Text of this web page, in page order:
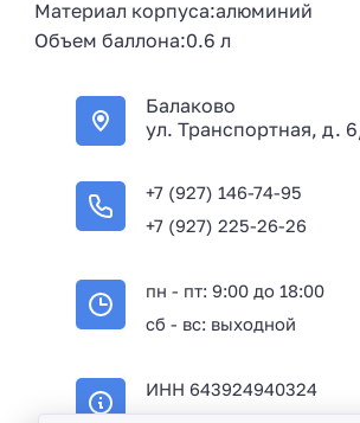
Материал корпуса:алюминий
Объем баллона:0.6 л
Балаково
ул. Транспортная, д.
+7 (927) 146-74-95
+7 (927) 225-26-26
пн - пт: 9:00 до 18:00
сб - вс: выходной
ИНН 643924940324